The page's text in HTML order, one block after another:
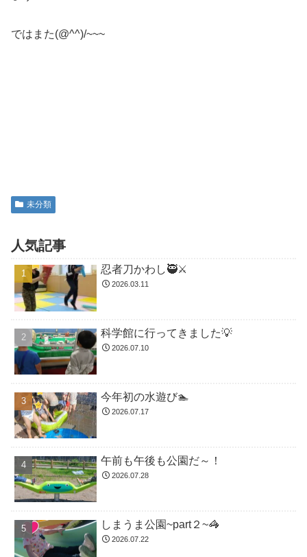
ではまた(@^^)/~~~
未分類
人気記事
忍者刀かわし🥷⚔️
2026.03.11
科学館に行ってきました💡
2026.07.10
今年初の水遊び🏊
2026.07.17
午前も午後も公園だ～！
2026.07.28
しまうま公園~part２~🦓
2026.07.22